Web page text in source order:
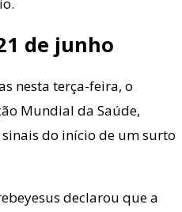
de junho
nesta terça-feira, o
Mundial da Saúde,
do início de um surto
declarou que a